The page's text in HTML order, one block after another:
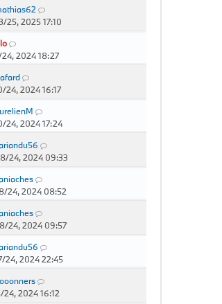
25, 2025 17:10
24, 2024 18:27
24, 2024 16:17
24, 2024 17:24
24, 2024 09:33
24, 2024 08:52
24, 2024 09:57
24, 2024 22:45
24, 2024 16:12